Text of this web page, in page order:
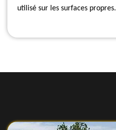
utilisé sur les surfaces propres.